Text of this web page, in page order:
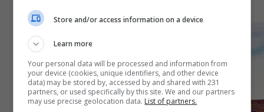
Store and/or access information on a device
Learn more
Your personal data will be processed and information from
your device (cookies, unique identifiers, and other device
data) may be stored by, accessed by and shared with 231
partners, or used specifically by this site. We and our partners
may use precise geolocation data. List of partners.